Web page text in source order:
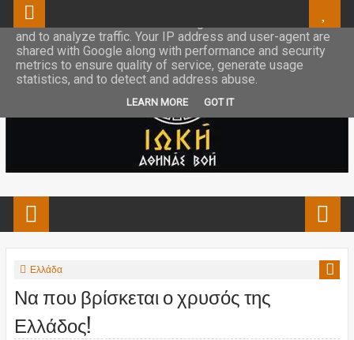
Ελλάδα
Να που βρίσκεται ο χρυσός της
Ελλάδος!
This site uses cookies from Google to deliver its services
and to analyze traffic. Your IP address and user-agent are
shared with Google along with performance and security
metrics to ensure quality of service, generate usage
statistics, and to detect and address abuse.
LEARN MORE GOT IT